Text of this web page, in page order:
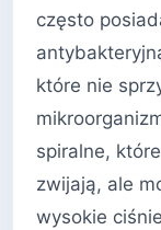
często
które nie
spiralne,
zwijają, ale
wysokie